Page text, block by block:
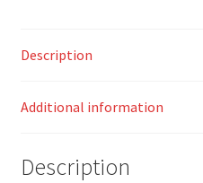
Description
Additional information
Description